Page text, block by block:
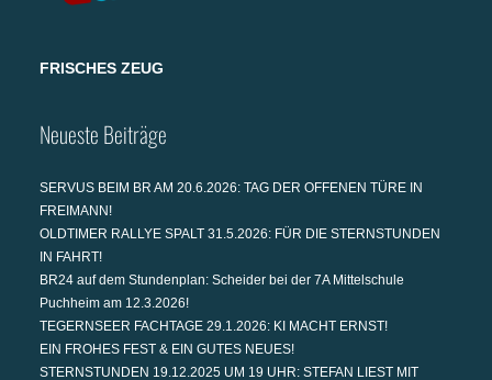
FRISCHES ZEUG
Neueste Beiträge
SERVUS BEIM BR AM 20.6.2026: TAG DER OFFENEN TÜRE IN
FREIMANN!
OLDTIMER RALLYE SPALT 31.5.2026: FÜR DIE STERNSTUNDEN
IN FAHRT!
BR24 auf dem Stundenplan: Scheider bei der 7A Mittelschule
Puchheim am 12.3.2026!
TEGERNSEER FACHTAGE 29.1.2026: KI MACHT ERNST!
EIN FROHES FEST & EIN GUTES NEUES!
STERNSTUNDEN 19.12.2025 UM 19 UHR: STEFAN LIEST MIT